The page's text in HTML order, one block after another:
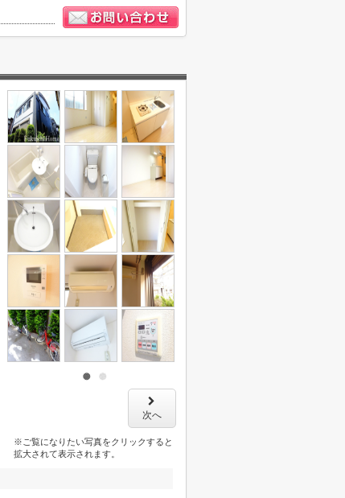
次へ
※ご覧になりたい写真をクリックすると
拡大されて表示されます。